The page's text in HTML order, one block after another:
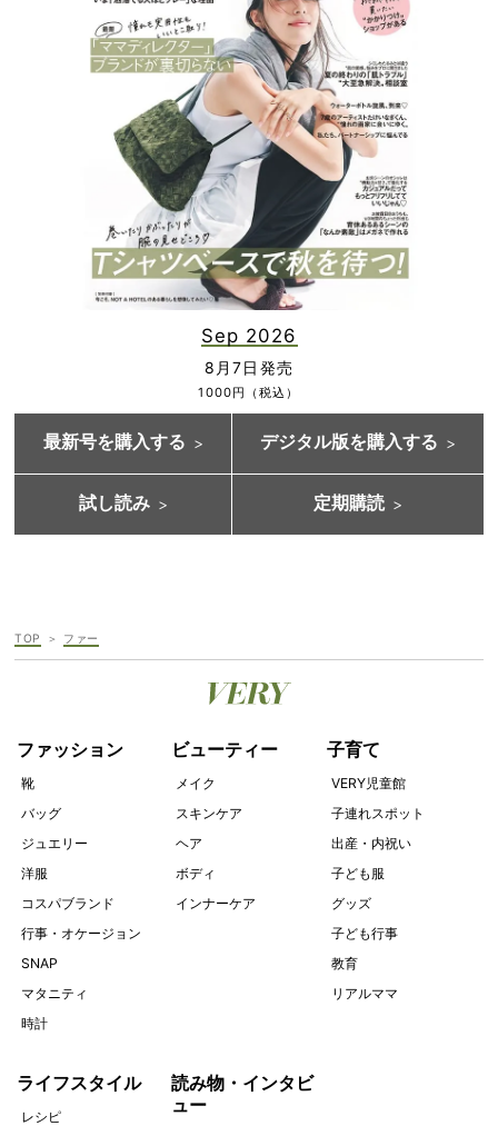
Sep 2026
8月7日発売
1000円（税込）
最新号を購入する デジタル版を購入する
試し読み 定期購読
TOP ファー
ファッション
靴
バッグ
ジュエリー
洋服
コスパブランド
行事・オケージョン
SNAP
マタニティ
時計
ビューティー
メイク
スキンケア
ヘア
ボディ
インナーケア
子育て
VERY児童館
子連れスポット
出産・内祝い
子ども服
グッズ
子ども行事
教育
リアルママ
ライフスタイル
レシピ
読み物・インタビ
ュー